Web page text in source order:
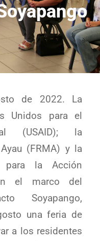
de 2022. La
Unidos para el
(USAID); la
(FRMA) y la
para la Acción
el marco del
Soyapango,
una feria de
a los residentes